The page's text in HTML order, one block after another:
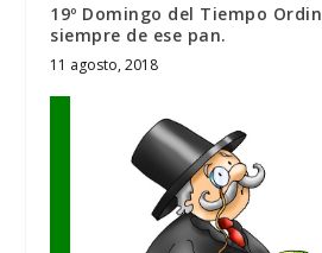
19º Domingo del Tiempo
siempre de ese pan.
11 agosto, 2018